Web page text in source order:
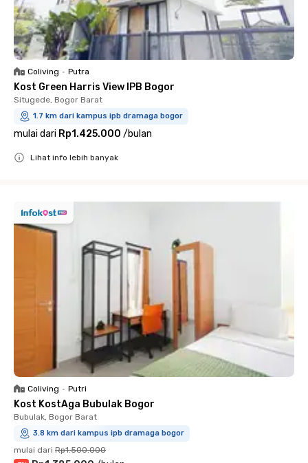
Coliving • Putra
Kost Green Harris View IPB Bogor
Situgede, Bogor Barat
1.7 km dari kampus ipb dramaga bogor
mulai dari Rp1.425.000 /bulan
Lihat info lebih banyak
Coliving • Putri
Kost KostAga Bubulak Bogor
Bubulak, Bogor Barat
3.8 km dari kampus ipb dramaga bogor
mulai dari Rp1.500.000